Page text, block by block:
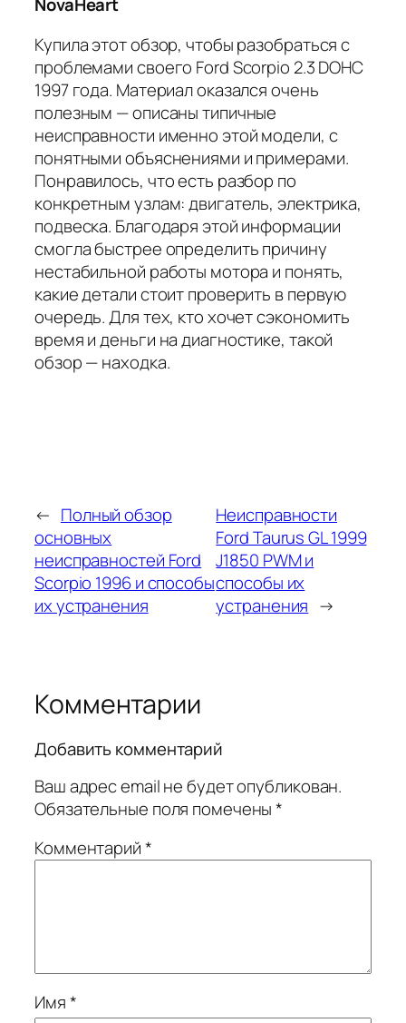
NovaHeart
Купила этот обзор, чтобы разобраться с
проблемами своего Ford Scorpio 2.3 DOHC
1997 года. Материал оказался очень
полезным — описаны типичные
неисправности именно этой модели, с
понятными объяснениями и примерами.
Понравилось, что есть разбор по
конкретным узлам: двигатель, электрика,
подвеска. Благодаря этой информации
смогла быстрее определить причину
нестабильной работы мотора и понять,
какие детали стоит проверить в первую
очередь. Для тех, кто хочет сэкономить
время и деньги на диагностике, такой
обзор — находка.
← Полный обзор
основных
неисправностей Ford
Scorpio 1996 и способы
их устранения
Неисправности
Ford Taurus GL 1999
J1850 PWM и
способы их
устранения →
Комментарии
Добавить комментарий
Ваш адрес email не будет опубликован.
Обязательные поля помечены*
Комментарий*
Имя*